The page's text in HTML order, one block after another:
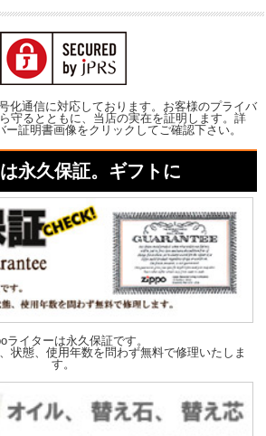
化通信に対応しております。お客様のプライバ
守るとともに、当店の実在を証明します。詳
証明書画像をクリックしてご確認下さい。
永久保証。ギフトに
ライターは永久保証です。
状態、使用年数を問わず無料で修理いたしま
す。